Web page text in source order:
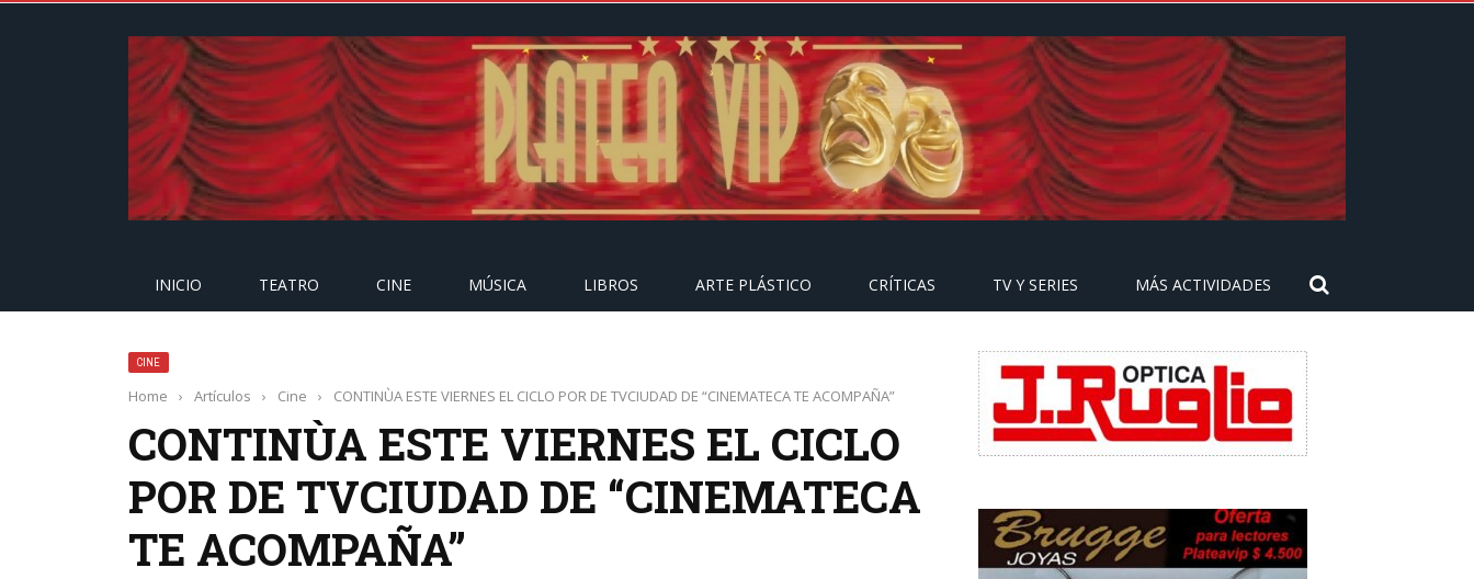
INICIO TEATRO CINE MÚSICA LIBROS ARTE PLÁSTICO CRÍTICAS TV Y SERIES MÁS ACTIVIDADES
CINE
Home › Artículos › Cine › CONTINÙA ESTE VIERNES EL CICLO POR DE TVCIUDAD DE “CINEMATECA TE ACOMPAÑA”
CONTINÙA ESTE VIERNES EL CICLO
POR DE TVCIUDAD DE “CINEMATECA
TE ACOMPAÑA”